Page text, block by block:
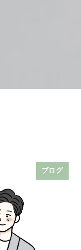
ブログ